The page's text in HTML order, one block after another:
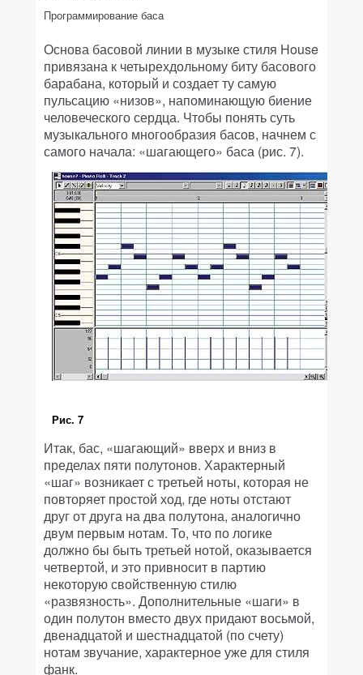
Программирование баса
Основа басовой линии в музыке стиля House
привязана к четырехдольному биту басового
барабана, который и создает ту самую
пульсацию «низов», напоминающую биение
человеческого сердца. Чтобы понять суть
музыкального многообразия басов, начнем с
самого начала: «шагающего» баса (рис. 7).
Рис. 7
Итак, бас, «шагающий» вверх и вниз в
пределах пяти полутонов. Характерный
«шаг» возникает с третьей ноты, которая не
повторяет простой ход, где ноты отстают
друг от друга на два полутона, аналогично
двум первым нотам. То, что по логике
должно бы быть третьей нотой, оказывается
четвертой, и это привносит в партию
некоторую свойственную стилю
«развязность». Дополнительные «шаги» в
один полутон вместо двух придают восьмой,
двенадцатой и шестнадцатой (по счету)
нотам звучание, характерное уже для стиля
фанк.